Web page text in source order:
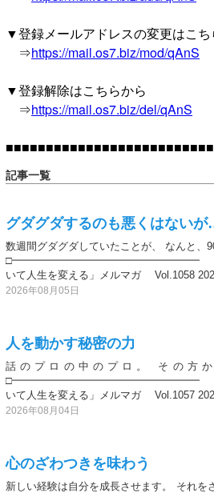
▼登録メールアドレスの変更はこち
⇒https://mail.os7.biz/mod/qAnS
▼登録解除はこちらから
⇒https://mail.os7.biz/del/qAnS
記事一覧
グダグダするのも悪くはない
数週間グダグダしていたことが、 なんと、
□━━━━━━━━━━━━━━━━━━ エン
いて人生を変える」メルマガ Vol.1058 202
2026年08月05日
人を動かす秘密の力
話のプロの中のプロ。 その方
□━━━━━━━━━━━━━━━━━━ エン
いて人生を変える」メルマガ Vol.1057
2026年08月04日
心のざわつきを味わう
新しい経験は自分を成長させます。 それ